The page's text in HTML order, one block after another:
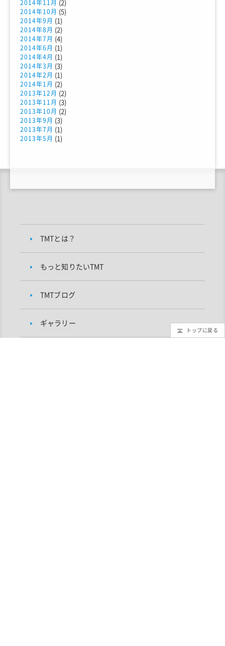
2014年11月 (2)
2014年10月 (5)
2014年9月 (1)
2014年8月 (2)
2014年7月 (4)
2014年6月 (1)
2014年4月 (1)
2014年3月 (3)
2014年2月 (1)
2014年1月 (2)
2013年12月 (2)
2013年11月 (3)
2013年10月 (2)
2013年9月 (3)
2013年7月 (1)
2013年5月 (1)
TMTとは？
もっと知りたいTMT
TMTブログ
ギャラリー
トップに戻る